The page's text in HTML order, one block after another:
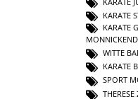
KARATE
KARATE
WITTE
KARATE
SPORT